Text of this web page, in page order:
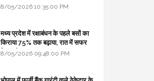
8/05/2026 10:35:00 PM
मध्य प्रदेश में रक्षाबंधन के पहले बसों का
किराया 75% तक बढ़ाया, रात में सफर
किया तो 10% एक्स्ट्रा
8/05/2026 09:48:00 PM